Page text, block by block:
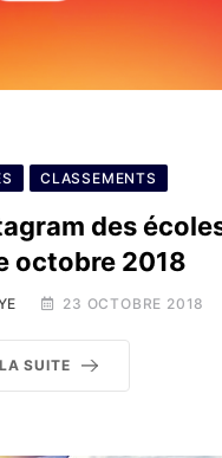
CLASSEMENTS
des
octobre 2018
23 OCTOBRE 2018
SUITE